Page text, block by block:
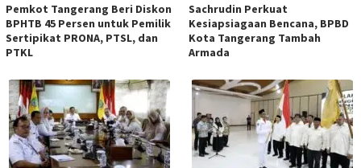
Pemkot Tangerang Beri Diskon
BPHTB 45 Persen untuk Pemilik
Sertipikat PRONA, PTSL, dan
PTKL
Sachrudin Perkuat
Kesiapsiagaan Bencana, BPBD
Kota Tangerang Tambah
Armada